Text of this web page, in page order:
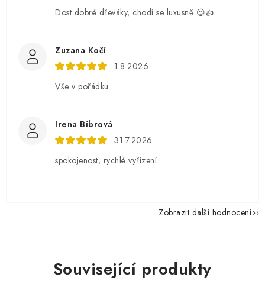
Dost dobré dřeváky, chodí se luxusně 😉👍
Zuzana Kočí
1.8.2026
Vše v pořádku.
Irena Bíbrová
31.7.2026
spokojenost, rychlé vyřízení
Zobrazit další hodnocení
Související produkty